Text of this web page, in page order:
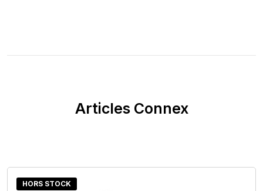
Articles Connex
HORS STOCK